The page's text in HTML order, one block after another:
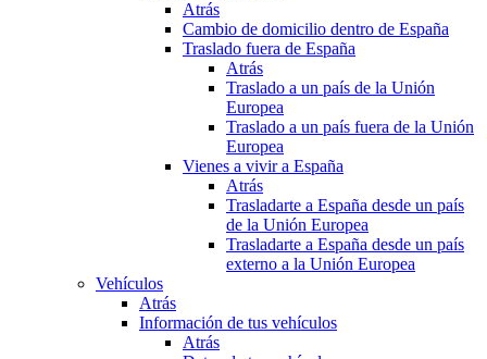
Atrás
Cambio de domicilio dentro de España
Traslado fuera de España
Atrás
Traslado a un país de la Unión
Europea
Traslado a un país fuera de la Unión
Europea
Vienes a vivir a España
Atrás
Trasladarte a España desde un país
de la Unión Europea
Trasladarte a España desde un país
externo a la Unión Europea
Vehículos
Atrás
Información de tus vehículos
Atrás